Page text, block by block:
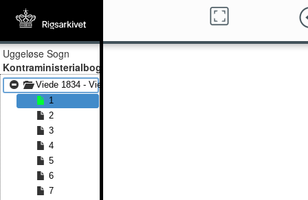
Uggeløse Sogn
Kontraministerialbog
Viede 1834 - Viede 1856
1
2
3
4
5
6
7